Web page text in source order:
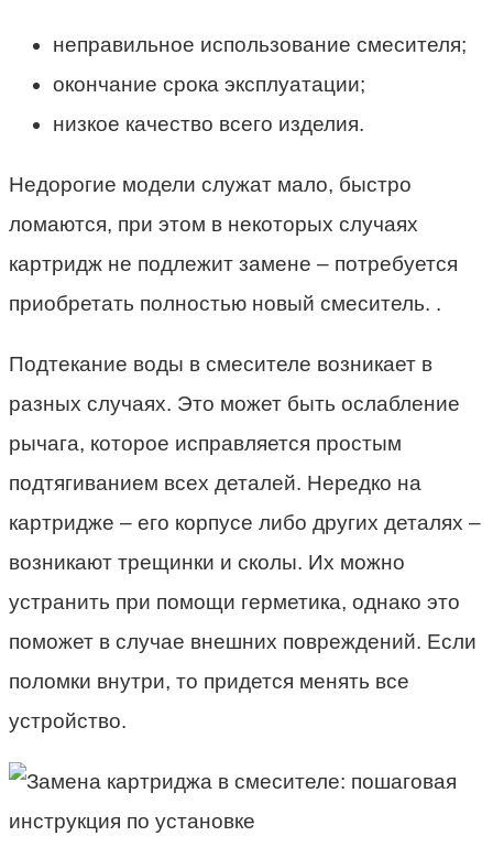
неправильное использование смесителя;
окончание срока эксплуатации;
низкое качество всего изделия.
Недорогие модели служат мало, быстро
ломаются, при этом в некоторых случаях
картридж не подлежит замене – потребуется
приобретать полностью новый смеситель. .
Подтекание воды в смесителе возникает в
разных случаях. Это может быть ослабление
рычага, которое исправляется простым
подтягиванием всех деталей. Нередко на
картридже – его корпусе либо других деталях –
возникают трещинки и сколы. Их можно
устранить при помощи герметика, однако это
поможет в случае внешних повреждений. Если
поломки внутри, то придется менять все
устройство.